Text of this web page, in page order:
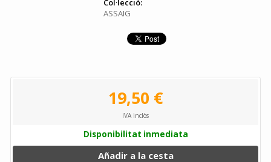
Col·lecció:
ASSAIG
19,50 €
IVA inclòs
Disponibilitat inmediata
Añadir a la cesta